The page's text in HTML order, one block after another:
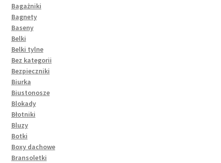
Bagażniki
Bagnety
Baseny
Belki
Belki tylne
Bez kategorii
Bezpieczniki
Biurka
Biustonosze
Blokady
Błotniki
Bluzy
Botki
Boxy dachowe
Bransoletki